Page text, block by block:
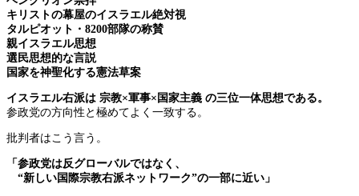
キリストの幕屋のイスラエル絶対視
タルピオット・8200部隊の称賛
親イスラエル思想
選民思想的な言説
国家を神聖化する憲法草案
イスラエル右派は 宗教×軍事×国家主義 の三位一体思想である。
参政党の方向性と極めてよく一致する。
批判者はこう言う。
「参政党は反グローバルではなく、
“新しい国際宗教右派ネットワーク”の一部に近い」